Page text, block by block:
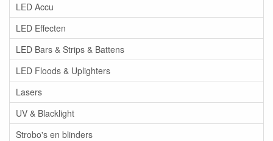
LED Accu
LED Effecten
LED Bars & Strips & Battens
LED Floods & Uplighters
Lasers
UV & Blacklight
Strobo's en blinders